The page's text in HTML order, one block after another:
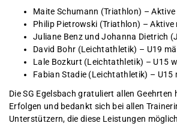
Maite Schumann (Triathlon) –
Philip Pietrowski (Triathlon) – Aktive
Juliane Benz und Johanna Dietrich
David Bohr (Leichtathletik) – U19
Lale Bozkurt (Leichtathletik) – U15
Fabian Stadie (Leichtathletik) – U15
Die SG Egelsbach gratuliert allen Geehrten
Erfolgen und bedankt sich bei allen
Unterstützern, die diese Leistungen